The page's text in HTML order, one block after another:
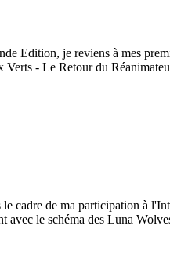
Edition, je reviens à mes
Verts - Le Retour du
cadre de ma participation à
avec le schéma des Luna